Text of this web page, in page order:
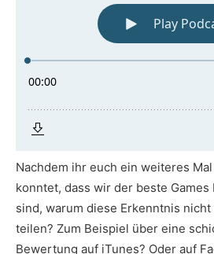
Nachdem ihr euch ein weiteres
konntet, dass wir der beste
sind, warum diese Erkenntnis
teilen? Zum Beispiel über eine
Bewertung auf iTunes? Oder auf